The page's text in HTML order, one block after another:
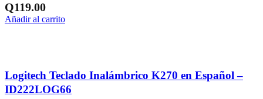
Q119.00
Añadir al carrito
Logitech Teclado Inalámbrico K270 en Español –
ID222LOG66